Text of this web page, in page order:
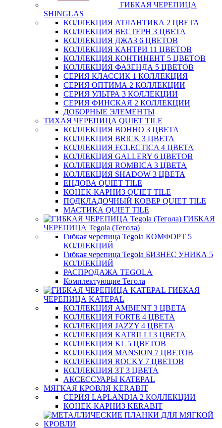
ГИБКАЯ ЧЕРЕПИЦА
SHINGLAS
КОЛЛЕКЦИЯ АТЛАНТИКА 2 ЦВЕТА
КОЛЛЕКЦИЯ ВЕСТЕРН 3 ЦВЕТА
КОЛЛЕКЦИЯ ДЖАЗ 6 ЦВЕТОВ
КОЛЛЕКЦИЯ КАНТРИ 11 ЦВЕТОВ
КОЛЛЕКЦИЯ КОНТИНЕНТ 5 ЦВЕТОВ
КОЛЛЕКЦИЯ ФАЗЕНДА 5 ЦВЕТОВ
СЕРИЯ КЛАССИК 1 КОЛЛЕКЦИЯ
СЕРИЯ ОПТИМА 2 КОЛЛЕКЦИИ
СЕРИЯ УЛЬТРА 3 КОЛЛЕКЦИИ
СЕРИЯ ФИНСКАЯ 2 КОЛЛЕКЦИИ
ДОБОРНЫЕ ЭЛЕМЕНТЫ
ТИХАЯ ЧЕРЕПИЦА QUIET TILE
КОЛЛЕКЦИЯ BOHHO 3 ЦВЕТА
КОЛЛЕКЦИЯ BRICK 3 ЦВЕТА
КОЛЛЕКЦИЯ ECLECTICA 4 ЦВЕТА
КОЛЛЕКЦИЯ GALLERY 6 ЦВЕТОВ
КОЛЛЕКЦИЯ ROMBICA 3 ЦВЕТА
КОЛЛЕКЦИЯ SHADOW 3 ЦВЕТА
ЕНДОВА QUIET TILE
КОНЕК-КАРНИЗ QUIET TILE
ПОДКЛАДОЧНЫЙ КОВЕР QUIET TILE
МАСТИКА QUIET TILE
ГИБКАЯ
ЧЕРЕПИЦА Tegola (Тегола)
Гибкая черепица Tegola КОМФОРТ 5
КОЛЛЕКЦИЙ
Гибкая черепица Tegola БИЗНЕС УНИКА 5
КОЛЛЕКЦИЙ
РАСПРОДАЖА TEGOLA
Комплектующие Тегола
ГИБКАЯ
ЧЕРЕПИЦА KATEPAL
КОЛЛЕКЦИЯ AMBIENT 3 ЦВЕТА
КОЛЛЕКЦИЯ FORTE 4 ЦВЕТА
КОЛЛЕКЦИЯ JAZZY 4 ЦВЕТА
КОЛЛЕКЦИЯ KATRILLI 3 ЦВЕТА
КОЛЛЕКЦИЯ KL 5 ЦВЕТОВ
КОЛЛЕКЦИЯ MANSION 7 ЦВЕТОВ
КОЛЛЕКЦИЯ ROCKY 7 ЦВЕТОВ
КОЛЛЕКЦИЯ ЗТ 3 ЦВЕТА
АКСЕССУАРЫ KATEPAL
МЯГКАЯ КРОВЛЯ KERABIT
СЕРИЯ LAPLANDIA 2 КОЛЛЕКЦИИ
КОНЕК-КАРНИЗ KERABIT